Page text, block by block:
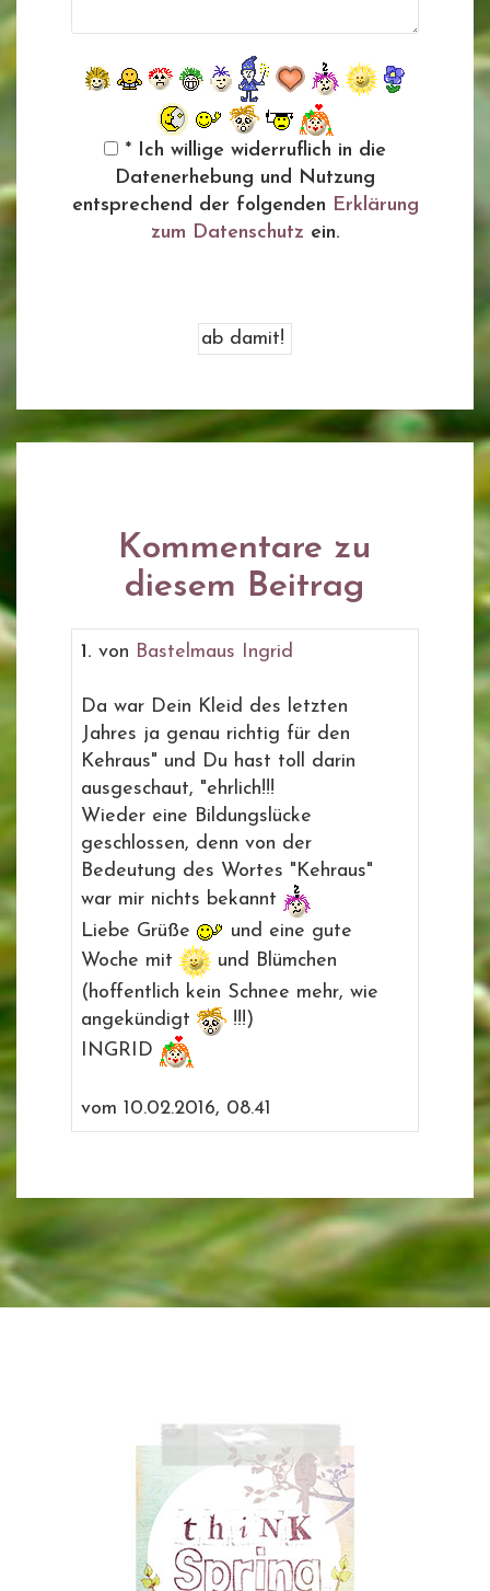
* Ich willige widerruflich in die
Datenerhebung und Nutzung
entsprechend der folgenden Erklärung
zum Datenschutz ein.
Kommentare zu
diesem Beitrag
1. von Bastelmaus Ingrid
Da war Dein Kleid des letzten
Jahres ja genau richtig für den
Kehraus" und Du hast toll darin
ausgeschaut, "ehrlich!!!
Wieder eine Bildungslücke
geschlossen, denn von der
Bedeutung des Wortes "Kehraus"
war mir nichts bekannt
Liebe Grüße
und eine gute
Woche mit
und Blümchen
(hoffentlich kein Schnee mehr, wie
angekündigt
!!!)
INGRID
vom 10.02.2016, 08.41